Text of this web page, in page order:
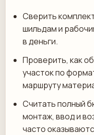
Сверить
шильдам и
в деньги.
Проверить, как
участок по
маршруту
Считать полный
монтаж, ввод и
часто